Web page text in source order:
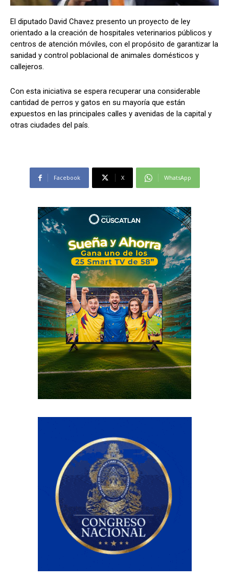
Comparta
Facebook X WhatsApp
Comparta
Facebook X WhatsApp
El diputado David Chavez presento un proyecto de ley
orientado a la creación de hospitales veterinarios públicos y
centros de atención móviles, con el propósito de garantizar la
sanidad y control poblacional de animales domésticos y
callejeros.
Con esta iniciativa se espera recuperar una considerable
cantidad de perros y gatos en su mayoría que están
expuestos en las principales calles y avenidas de la capital y
otras ciudades del país.
Facebook X WhatsApp